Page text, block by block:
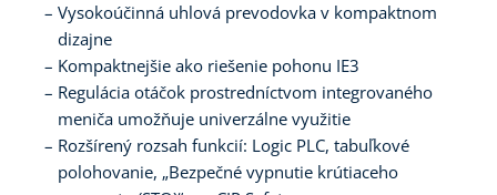
Vysokoúčinná uhlová prevodovka v kompaktnom
dizajne
Kompaktnejšie ako riešenie pohonu IE3
Regulácia otáčok prostredníctvom integrovaného
meniča umožňuje univerzálne využitie
Rozšírený rozsah funkcií: Logic PLC, tabuľkové
polohovanie, „Bezpečné vypnutie krútiaceho